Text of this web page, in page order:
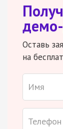
Оставь
на